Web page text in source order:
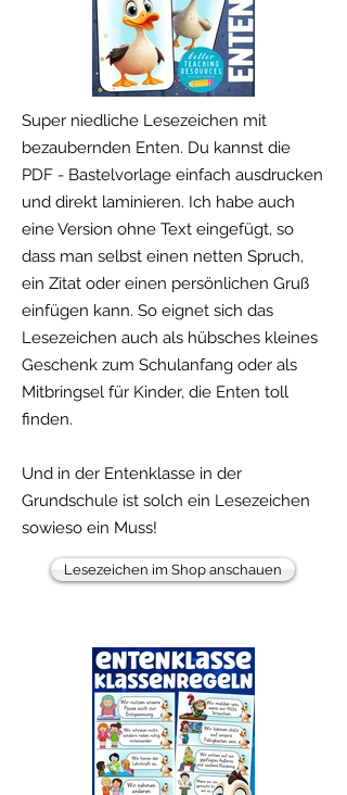
Super niedliche Lesezeichen mit
bezaubernden Enten. Du kannst die
PDF - Bastelvorlage einfach ausdrucken
und direkt laminieren. Ich habe auch
eine Version ohne Text eingefügt, so
dass man selbst einen netten Spruch,
ein Zitat oder einen persönlichen Gruß
einfügen kann. So eignet sich das
Lesezeichen auch als hübsches kleines
Geschenk zum Schulanfang oder als
Mitbringsel für Kinder, die Enten toll
finden.
Und in der Entenklasse in der
Grundschule ist solch ein Lesezeichen
sowieso ein Muss!
Lesezeichen im Shop anschauen